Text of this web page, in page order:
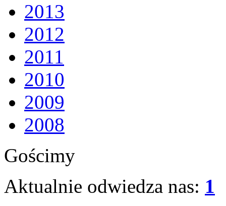
2013
2012
2011
2010
2009
2008
Gościmy
Aktualnie odwiedza nas: 1